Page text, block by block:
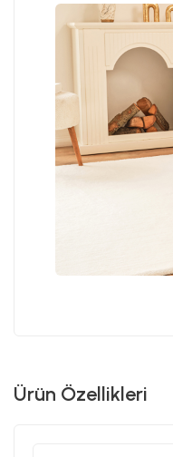
Ürün Özellikleri